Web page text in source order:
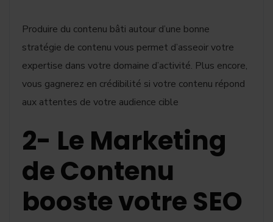
Produire du contenu bâti autour d’une bonne
stratégie de contenu vous permet d’asseoir votre
expertise dans votre domaine d’activité. Plus encore,
vous gagnerez en crédibilité si votre contenu répond
aux attentes de votre audience cible
2- Le Marketing
de Contenu
booste votre SEO